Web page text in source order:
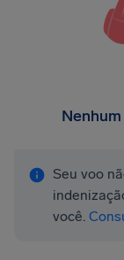
Seu voo
você.